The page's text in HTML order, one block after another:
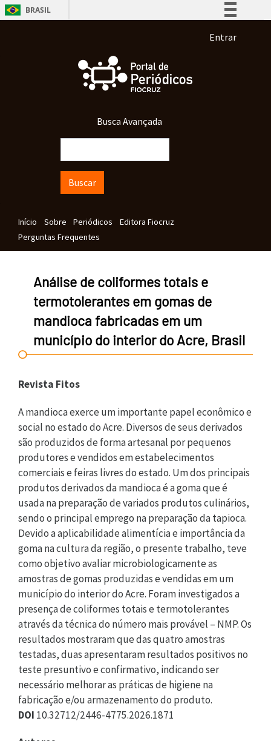
Pular para o conteúdo principal
BRASIL
Participe
Acesso à informação
Menu de
Entrar
Busca Avançada
Navegação principal
Início Sobre Periódicos
Editora Fiocruz
Perguntas Frequentes
Análise de coliformes totais e
termotolerantes em gomas de
mandioca fabricadas em um
município do interior do Acre, Brasil
Revista Fitos
A mandioca exerce um importante papel econômico e
social no estado do Acre. Diversos de seus derivados
são produzidos de forma artesanal por pequenos
produtores e vendidos em estabelecimentos
comerciais e feiras livres do estado. Um dos principais
produtos derivados da mandioca é a goma que é
usada na preparação de variados produtos culinários,
sendo o principal emprego na preparação da tapioca.
Devido a aplicabilidade alimentícia e importância da
goma na cultura da região, o presente trabalho, teve
como objetivo avaliar microbiologicamente as
amostras de gomas produzidas e vendidas em um
município do interior do Acre. Foram investigados a
presença de coliformes totais e termotolerantes
através da técnica do número mais provável – NMP. Os
resultados mostraram que das quatro amostras
testadas, duas apresentaram resultados positivos no
teste presuntivo e confirmativo, indicando ser
necessário melhorar as práticas de higiene na
fabricação e/ou armazenamento do produto.
DOI 10.32712/2446-4775.2026.1871